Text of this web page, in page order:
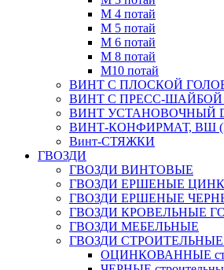
М 4 потай
М 5 потай
М 6 потай
М 8 потай
М10 потай
ВИНТ С ПЛОСКОЙ
ВИНТ С ПРЕСС-ШАЙБОЙ
ВИНТ УСТАНОВОЧНЫЙ
ВИНТ-КОНФИРМАТ, ВШ
Винт-СТЯЖКИ
ГВОЗДИ
ГВОЗДИ ВИНТОВЫЕ
ГВОЗДИ ЕРШЕНЫЕ ЦИНК
ГВОЗДИ ЕРШЕНЫЕ
ГВОЗДИ КРОВЕЛЬНЫЕ
ГВОЗДИ МЕБЕЛЬНЫЕ
ГВОЗДИ СТРОИТЕЛЬНЫЕ
ОЦИНКОВАННЫЕ